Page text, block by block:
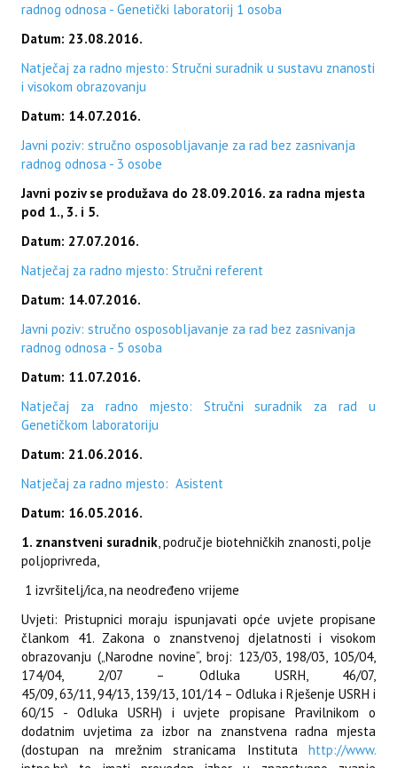
radnog odnosa - Genetički laboratorij 1 osoba
Datum: 23.08.2016.
Natječaj za radno mjesto: Stručni suradnik u sustavu znanosti
i visokom obrazovanju
Datum: 14.07.2016.
Javni poziv: stručno osposobljavanje za rad bez zasnivanja
radnog odnosa - 3 osobe
Javni poziv se produžava do 28.09.2016. za radna mjesta
pod 1., 3. i 5.
Datum: 27.07.2016.
Natječaj za radno mjesto: Stručni referent
Datum: 14.07.2016.
Javni poziv: stručno osposobljavanje za rad bez zasnivanja
radnog odnosa - 5 osoba
Datum: 11.07.2016.
Natječaj za radno mjesto: Stručni suradnik za rad u
Genetičkom laboratoriju
Datum: 21.06.2016.
Natječaj za radno mjesto: Asistent
Datum: 16.05.2016.
1. znanstveni suradnik, područje biotehničkih znanosti, polje
poljoprivreda,
1 izvršitelj/ica, na neodređeno vrijeme
Uvjeti: Pristupnici moraju ispunjavati opće uvjete propisane
člankom 41. Zakona o znanstvenoj djelatnosti i visokom
obrazovanju („Narodne novine“, broj: 123/03, 198/03, 105/04,
174/04, 2/07 – Odluka USRH, 46/07,
45/09, 63/11, 94/13, 139/13, 101/14 – Odluka i Rješenje USRH i
60/15 - Odluka USRH) i uvjete propisane Pravilnikom o
dodatnim uvjetima za izbor na znanstvena radna mjesta
(dostupan na mrežnim stranicama Instituta http://www.